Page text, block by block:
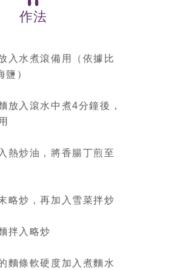
作法
入水煮滾備用（依據比
）
放入滾水中煮4分鐘後，
熱炒油，將香腸丁煎至
略炒，再加入雪菜拌炒
拌入略炒
麵條軟硬度加入煮麵水